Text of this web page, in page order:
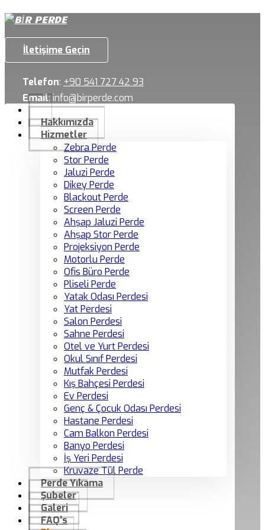
İletişime Geçin
Telefon: +90 541 727 42 93
Email:info@birperde.com
Hakkımızda
Hizmetler
Zebra Perde
Stor Perde
Jaluzi Perde
Dikey Perde
Blackout Perde
Screen Perde
Ahşap Jaluzi Perde
Ahşap Stor Perde
Projeksiyon Perde
Motorlu Perde
Ofis Büro Perde
Pliseli Perde
Yatak Odası Perdesi
Yat Perdesi
Salon Perdesi
Sahne Perdesi
Otel ve Yurt Perdesi
Okul Sınıf Perdesi
Mutfak Perdesi
Kış Bahçesi Perdesi
Ev Perdesi
Genç & Çocuk Odası Perdesi
Hastane Perdesi
Cam Balkon Perdesi
Banyo Perdesi
İş Yeri Perdesi
Kruvaze Tül Perde
Perde Yıkama
Şubeler
Galeri
FAQ’s